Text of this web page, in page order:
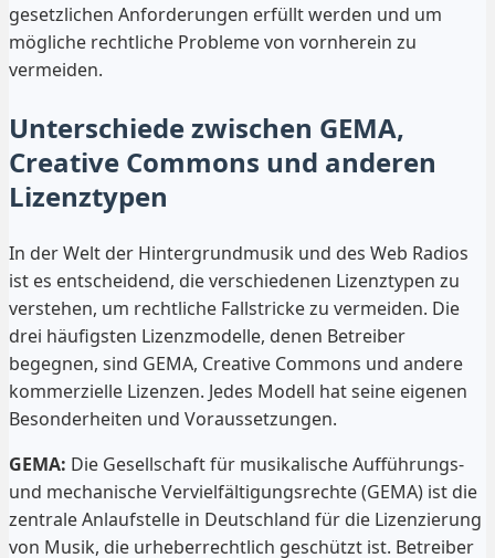
gesetzlichen Anforderungen erfüllt werden und um
mögliche rechtliche Probleme von vornherein zu
vermeiden.
Unterschiede zwischen GEMA,
Creative Commons und anderen
Lizenztypen
In der Welt der Hintergrundmusik und des Web Radios
ist es entscheidend, die verschiedenen Lizenztypen zu
verstehen, um rechtliche Fallstricke zu vermeiden. Die
drei häufigsten Lizenzmodelle, denen Betreiber
begegnen, sind GEMA, Creative Commons und andere
kommerzielle Lizenzen. Jedes Modell hat seine eigenen
Besonderheiten und Voraussetzungen.
GEMA: Die Gesellschaft für musikalische Aufführungs-
und mechanische Vervielfältigungsrechte (GEMA) ist die
zentrale Anlaufstelle in Deutschland für die Lizenzierung
von Musik, die urheberrechtlich geschützt ist. Betreiber